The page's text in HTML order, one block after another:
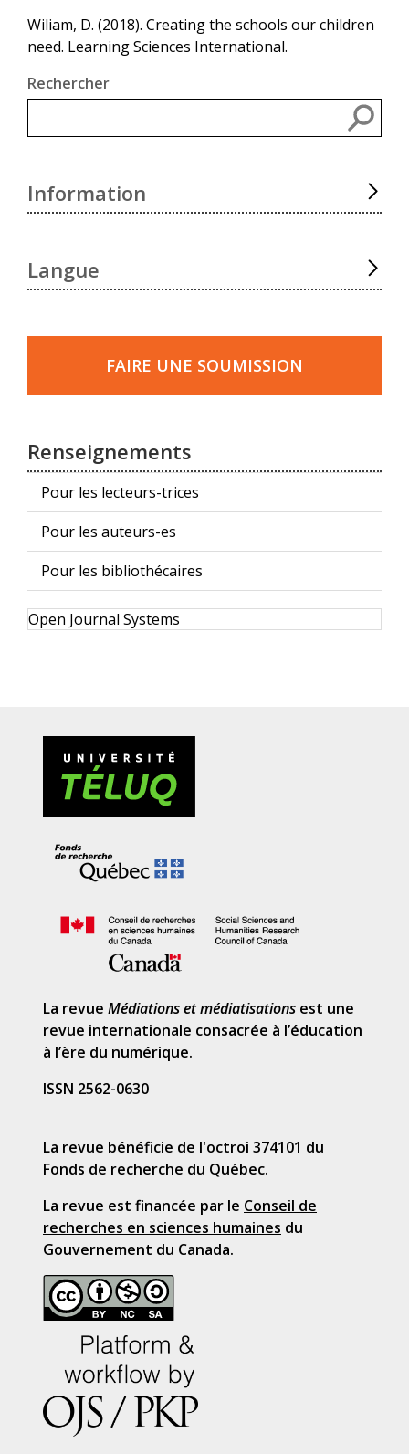
Wiliam, D. (2018). Creating the schools our children
need. Learning Sciences International.
Rechercher
Information
Langue
Faire
FAIRE UNE SOUMISSION
Renseignements
Pour les lecteurs-trices
Pour les auteurs-es
Pour les bibliothécaires
Développé
par
Open Journal Systems
La revue Médiations et médiatisations est une
revue internationale consacrée à l’éducation
à l’ère du numérique.
ISSN 2562-0630
La revue bénéficie de l'octroi 374101 du
Fonds de recherche du Québec.
La revue est financée par le Conseil de
recherches en sciences humaines du
Gouvernement du Canada.